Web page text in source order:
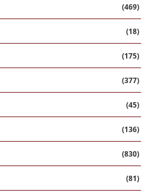
(469)
(18)
(175)
(377)
(45)
(136)
(830)
(81)